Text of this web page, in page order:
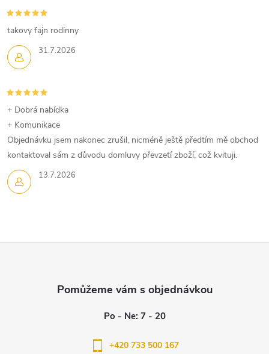
31.7.2026
takovy fajn rodinny
13.7.2026
+ Dobrá nabídka
+ Komunikace
Objednávku jsem nakonec zrušil, nicméně ještě předtím mě obchod
kontaktoval sám z důvodu domluvy převzetí zboží, což kvituji.
+420 733 500 167